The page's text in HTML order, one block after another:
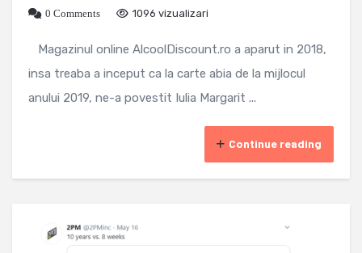
0 Comments
1096 vizualizari
Magazinul online AlcoolDiscount.ro a aparut in 2018,
insa treaba a inceput ca la carte abia de la mijlocul
anului 2019, ne-a povestit Iulia Margarit ...
Continue reading